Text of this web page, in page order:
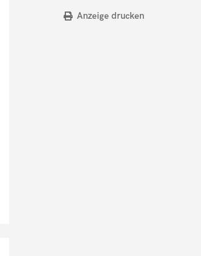
Anzeige drucken